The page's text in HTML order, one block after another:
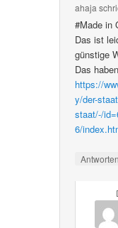
ahaja
#Made in
Das ist
günstige
Das
https://
y/der-
staat/-/
6/
Antworten